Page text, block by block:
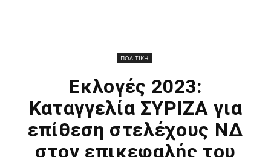
ΠΟΛΙΤΙΚΗ
Εκλογές 2023:
Καταγγελία ΣΥΡΙΖΑ για
επίθεση στελέχους ΝΔ
στον επικεφαλής του